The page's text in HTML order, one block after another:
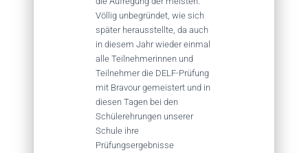
Völlig unbegründet, wie sich
später herausstellte, da auch
in diesem Jahr wieder einmal
alle Teilnehmerinnen und
Teilnehmer die DELF-Prüfung
mit Bravour gemeistert und in
diesen Tagen bei den
Schülerehrungen unserer
Schule ihre
Prüfungsergebnisse